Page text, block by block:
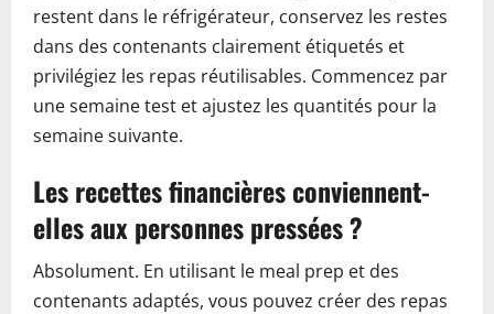
restent dans le réfrigérateur, conservez les restes
dans des contenants clairement étiquetés et
privilégiez les repas réutilisables. Commencez par
une semaine test et ajustez les quantités pour la
semaine suivante.
Les recettes financières conviennent-
elles aux personnes pressées ?
Absolument. En utilisant le meal prep et des
contenants adaptés, vous pouvez créer des repas